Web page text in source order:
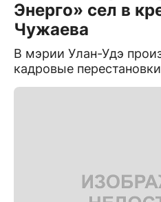
Энерго» сел в
Чужаева
В мэрии Улан-Удэ
кадровые перестановки